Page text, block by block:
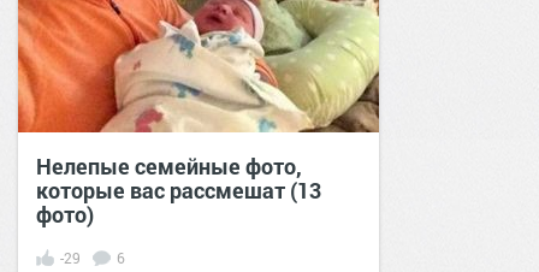
Нелепые семейные фото,
которые вас рассмешат (13
фото)
-29 6